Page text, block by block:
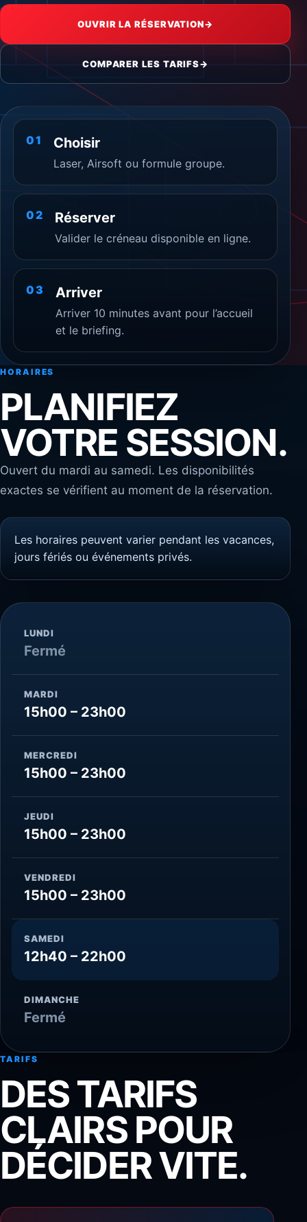
OUVRIR LA RÉSERVATION→
COMPARER LES TARIFS→
01 Choisir
Laser, Airsoft ou formule groupe.
02 Réserver
Valider le créneau disponible en ligne.
03 Arriver
Arriver 10 minutes avant pour l’accueil
et le briefing.
HORAIRES
PLANIFIEZ
VOTRE SESSION.
Ouvert du mardi au samedi. Les disponibilités
exactes se vérifient au moment de la réservation.
Les horaires peuvent varier pendant les vacances,
jours fériés ou événements privés.
LUNDI
Fermé
MARDI
15h00 – 23h00
MERCREDI
15h00 – 23h00
JEUDI
15h00 – 23h00
VENDREDI
15h00 – 23h00
SAMEDI
12h40 – 22h00
DIMANCHE
Fermé
TARIFS
DES TARIFS
CLAIRS POUR
DÉCIDER VITE.